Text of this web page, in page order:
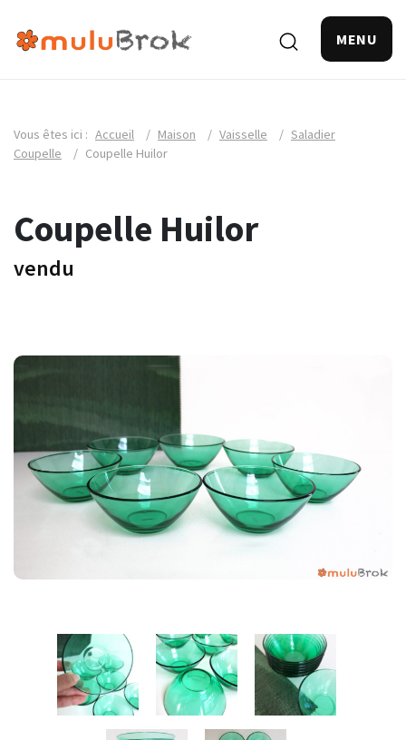
MENU
Vous êtes ici : Accueil / Maison / Vaisselle / Saladier
Coupelle
/ Coupelle Huilor
Coupelle Huilor
vendu